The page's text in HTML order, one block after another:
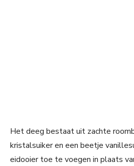
Het deeg bestaat uit zachte
kristalsuiker en een beetje
eidooier toe te voegen in plaats